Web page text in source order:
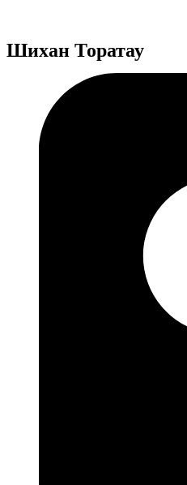
Шихан Торатау